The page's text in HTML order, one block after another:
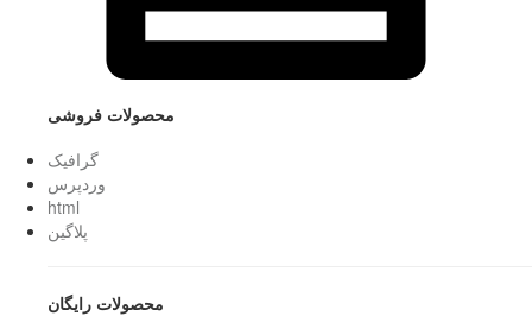
محصولات فروشی
گرافیک
وردپرس
html
پلاگین
محصولات رایگان